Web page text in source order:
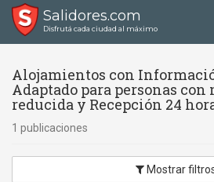
Salidores.com
Disfrutá cada ciudad al máximo
Alojamientos con
Adaptado para personas
reducida y Recepción 24
1 publicaciones
Mostrar